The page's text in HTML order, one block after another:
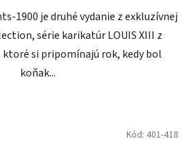
1900 je druhé vydanie z exkluzívnej
série karikatúr LOUIS XIII z
si pripomínajú rok, kedy bol
koňak...
Kód: 401-418